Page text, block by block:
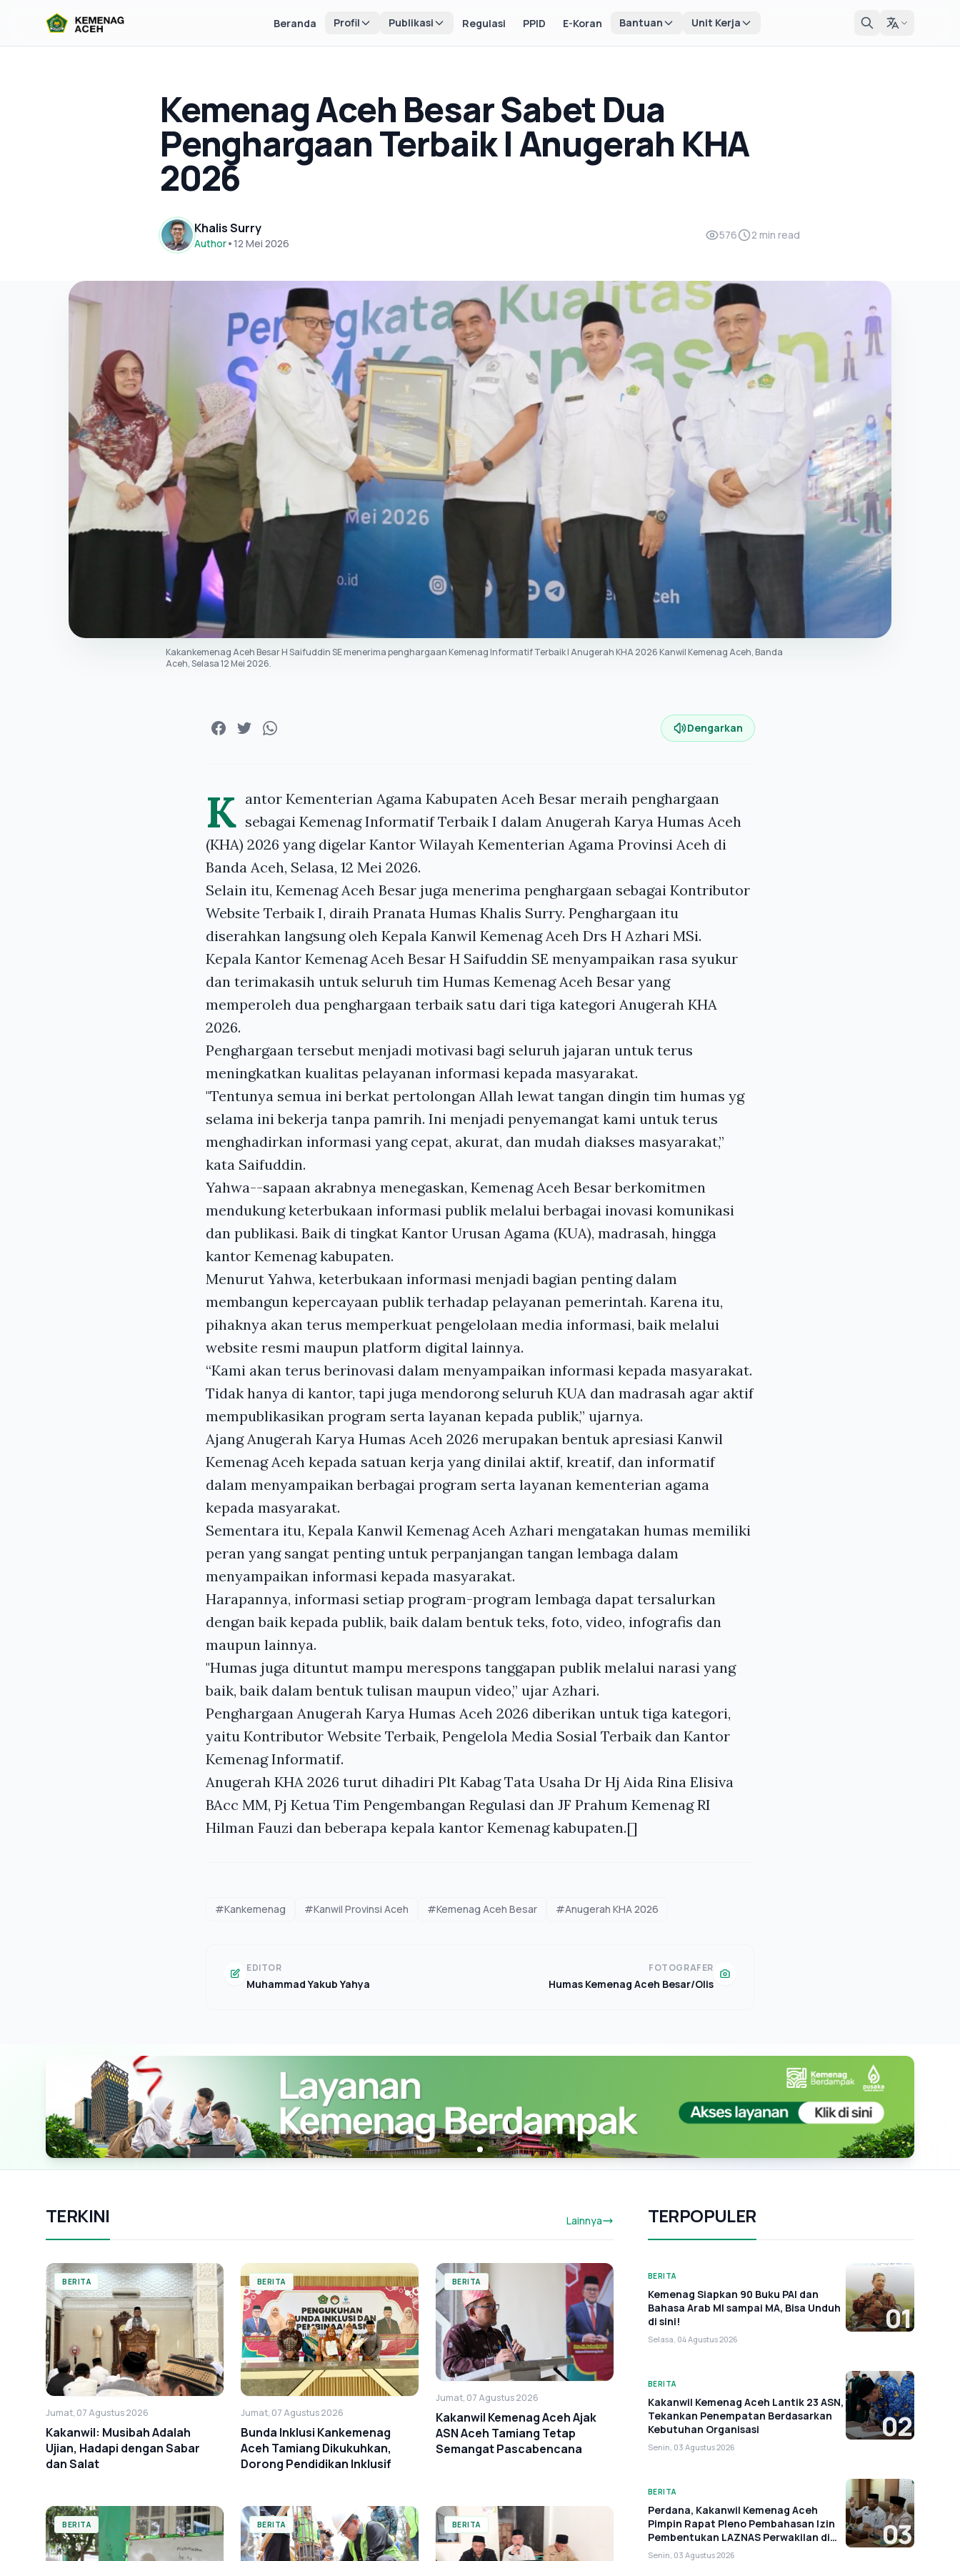
Beranda Profil Publikasi Regulasi PPID E-Koran Bantuan Unit Kerja
Kemenag Aceh Besar Sabet Dua
Penghargaan Terbaik I Anugerah KHA
2026
Khalis Surry
Author•12 Mei 2026
576 2 min read
Kakankemenag Aceh Besar H Saifuddin SE menerima penghargaan Kemenag Informatif Terbaik I Anugerah KHA 2026 Kanwil Kemenag Aceh, Banda
Aceh, Selasa 12 Mei 2026.
Dengarkan
K antor Kementerian Agama Kabupaten Aceh Besar meraih penghargaan
sebagai Kemenag Informatif Terbaik I dalam Anugerah Karya Humas Aceh
(KHA) 2026 yang digelar Kantor Wilayah Kementerian Agama Provinsi Aceh di
Banda Aceh, Selasa, 12 Mei 2026.
Selain itu, Kemenag Aceh Besar juga menerima penghargaan sebagai Kontributor
Website Terbaik I, diraih Pranata Humas Khalis Surry. Penghargaan itu
diserahkan langsung oleh Kepala Kanwil Kemenag Aceh Drs H Azhari MSi.
Kepala Kantor Kemenag Aceh Besar H Saifuddin SE menyampaikan rasa syukur
dan terimakasih untuk seluruh tim Humas Kemenag Aceh Besar yang
memperoleh dua penghargaan terbaik satu dari tiga kategori Anugerah KHA
2026.
Penghargaan tersebut menjadi motivasi bagi seluruh jajaran untuk terus
meningkatkan kualitas pelayanan informasi kepada masyarakat.
"Tentunya semua ini berkat pertolongan Allah lewat tangan dingin tim humas yg
selama ini bekerja tanpa pamrih. Ini menjadi penyemangat kami untuk terus
menghadirkan informasi yang cepat, akurat, dan mudah diakses masyarakat,”
kata Saifuddin.
Yahwa--sapaan akrabnya menegaskan, Kemenag Aceh Besar berkomitmen
mendukung keterbukaan informasi publik melalui berbagai inovasi komunikasi
dan publikasi. Baik di tingkat Kantor Urusan Agama (KUA), madrasah, hingga
kantor Kemenag kabupaten.
Menurut Yahwa, keterbukaan informasi menjadi bagian penting dalam
membangun kepercayaan publik terhadap pelayanan pemerintah. Karena itu,
pihaknya akan terus memperkuat pengelolaan media informasi, baik melalui
website resmi maupun platform digital lainnya.
“Kami akan terus berinovasi dalam menyampaikan informasi kepada masyarakat.
Tidak hanya di kantor, tapi juga mendorong seluruh KUA dan madrasah agar aktif
mempublikasikan program serta layanan kepada publik,” ujarnya.
Ajang Anugerah Karya Humas Aceh 2026 merupakan bentuk apresiasi Kanwil
Kemenag Aceh kepada satuan kerja yang dinilai aktif, kreatif, dan informatif
dalam menyampaikan berbagai program serta layanan kementerian agama
kepada masyarakat.
Sementara itu, Kepala Kanwil Kemenag Aceh Azhari mengatakan humas memiliki
peran yang sangat penting untuk perpanjangan tangan lembaga dalam
menyampaikan informasi kepada masyarakat.
Harapannya, informasi setiap program-program lembaga dapat tersalurkan
dengan baik kepada publik, baik dalam bentuk teks, foto, video, infografis dan
maupun lainnya.
"Humas juga dituntut mampu merespons tanggapan publik melalui narasi yang
baik, baik dalam bentuk tulisan maupun video,” ujar Azhari.
Penghargaan Anugerah Karya Humas Aceh 2026 diberikan untuk tiga kategori,
yaitu Kontributor Website Terbaik, Pengelola Media Sosial Terbaik dan Kantor
Kemenag Informatif.
Anugerah KHA 2026 turut dihadiri Plt Kabag Tata Usaha Dr Hj Aida Rina Elisiva
BAcc MM, Pj Ketua Tim Pengembangan Regulasi dan JF Prahum Kemenag RI
Hilman Fauzi dan beberapa kepala kantor Kemenag kabupaten.[]
#Kankemenag #Kanwil Provinsi Aceh #Kemenag Aceh Besar #Anugerah KHA 2026
EDITOR
Muhammad Yakub Yahya
FOTOGRAFER
Humas Kemenag Aceh Besar/Olis
TERKINI Lainnya
BERITA
Jumat, 07 Agustus 2026
Kakanwil: Musibah Adalah
Ujian, Hadapi dengan Sabar
dan Salat
BERITA
Jumat, 07 Agustus 2026
Bunda Inklusi Kankemenag
Aceh Tamiang Dikukuhkan,
Dorong Pendidikan Inklusif
BERITA
Jumat, 07 Agustus 2026
Kakanwil Kemenag Aceh Ajak
ASN Aceh Tamiang Tetap
Semangat Pascabencana
BERITA BERITA BERITA
TERPOPULER
BERITA
Kemenag Siapkan 90 Buku PAI dan
Bahasa Arab MI sampai MA, Bisa Unduh
di sini!
Selasa, 04 Agustus 2026
01
BERITA
Kakanwil Kemenag Aceh Lantik 23 ASN,
Tekankan Penempatan Berdasarkan
Kebutuhan Organisasi
Senin, 03 Agustus 2026
02
BERITA
Perdana, Kakanwil Kemenag Aceh
Pimpin Rapat Pleno Pembahasan Izin
Pembentukan LAZNAS Perwakilan di
Aceh
Senin, 03 Agustus 2026
03